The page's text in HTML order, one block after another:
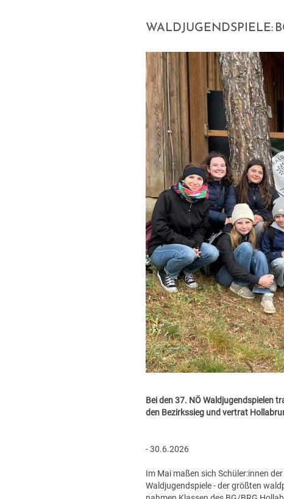
WALDJUGENDSPIELE:
Bei den 37. NÖ Waldjugendspielen
den Bezirkssieg und vertrat
- 30.6.2026
Im Mai maßen sich Schüler:innen
Waldjugendspiele - der größten